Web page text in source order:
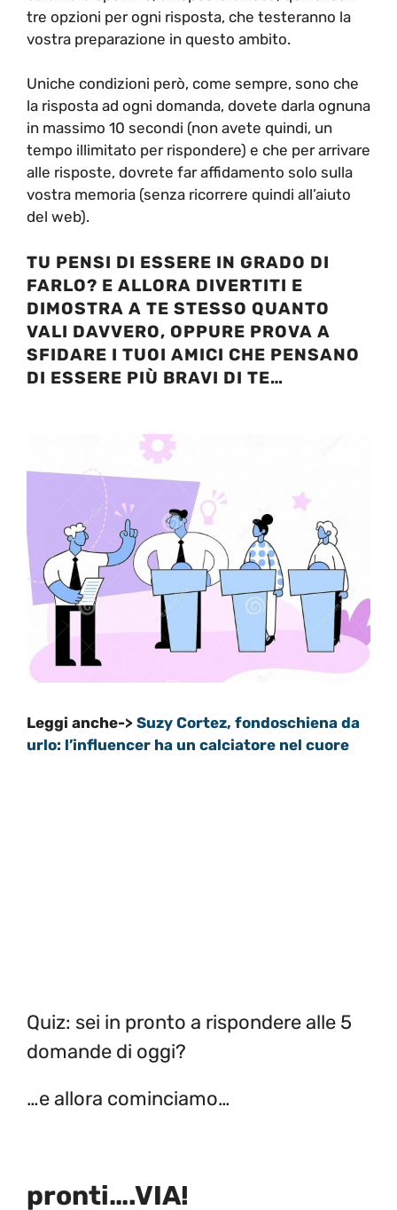
tre opzioni per ogni risposta, che testeranno la
vostra preparazione in questo ambito.
Uniche condizioni però, come sempre, sono che
la risposta ad ogni domanda, dovete darla ognuna
in massimo 10 secondi (non avete quindi, un
tempo illimitato per rispondere) e che per arrivare
alle risposte, dovrete far affidamento solo sulla
vostra memoria (senza ricorrere quindi all’aiuto
del web).
TU PENSI DI ESSERE IN GRADO DI
FARLO? E ALLORA DIVERTITI E
DIMOSTRA A TE STESSO QUANTO
VALI DAVVERO, OPPURE PROVA A
SFIDARE I TUOI AMICI CHE PENSANO
DI ESSERE PIÙ BRAVI DI TE…
Leggi anche-> Suzy Cortez, fondoschiena da
urlo: l’influencer ha un calciatore nel cuore
Quiz: sei in pronto a rispondere alle 5
domande di oggi?
…e allora cominciamo…
pronti….VIA!